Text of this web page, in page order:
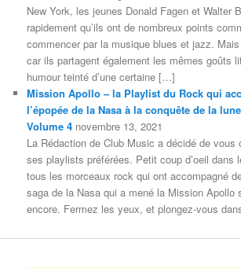
New York, les jeunes Donald Fagen et Walter
rapidement qu’ils ont de nombreux points
commencer par la musique blues et jazz.
car ils partagent également les mêmes goûts
humour teinté d’une certaine […]
Mission Apollo – la Playlist du Rock qui
l’épopée de la Nasa à la conquête de la
Volume 4 novembre 13, 2021
La Rédaction de Club Music a décidé de vous
ses playlists préférées. Petit coup d’oeil dans
tous les morceaux rock qui ont accompagné
saga de la Nasa qui a mené la Mission Apollo
encore. Fermez les yeux, et plongez-vous